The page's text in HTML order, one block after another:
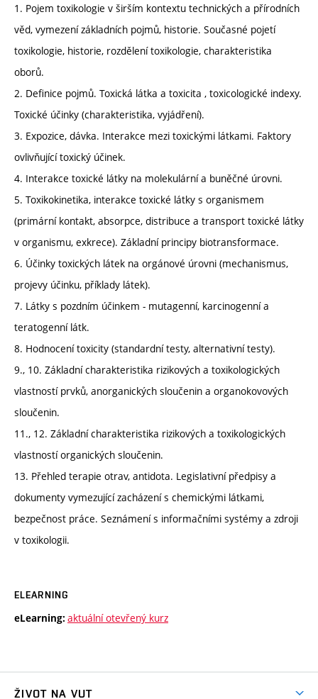
1. Pojem toxikologie v širším kontextu technických a přírodních
věd, vymezení základních pojmů, historie. Současné pojetí
toxikologie, historie, rozdělení toxikologie, charakteristika
oborů.
2. Definice pojmů. Toxická látka a toxicita , toxicologické indexy.
Toxické účinky (charakteristika, vyjádření).
3. Expozice, dávka. Interakce mezi toxickými látkami. Faktory
ovlivňující toxický účinek.
4. Interakce toxické látky na molekulární a buněčné úrovni.
5. Toxikokinetika, interakce toxické látky s organismem
(primární kontakt, absorpce, distribuce a transport toxické látky
v organismu, exkrece). Základní principy biotransformace.
6. Účinky toxických látek na orgánové úrovni (mechanismus,
projevy účinku, příklady látek).
7. Látky s pozdním účinkem - mutagenní, karcinogenní a
teratogenní látk.
8. Hodnocení toxicity (standardní testy, alternativní testy).
9., 10. Základní charakteristika rizikových a toxikologických
vlastností prvků, anorganických sloučenin a organokovových
sloučenin.
11., 12. Základní charakteristika rizikových a toxikologických
vlastností organických sloučenin.
13. Přehled terapie otrav, antidota. Legislativní předpisy a
dokumenty vymezující zacházení s chemickými látkami,
bezpečnost práce. Seznámení s informačními systémy a zdroji
v toxikologii.
ELEARNING
eLearning: aktuální otevřený kurz
ŽIVOT NA VUT